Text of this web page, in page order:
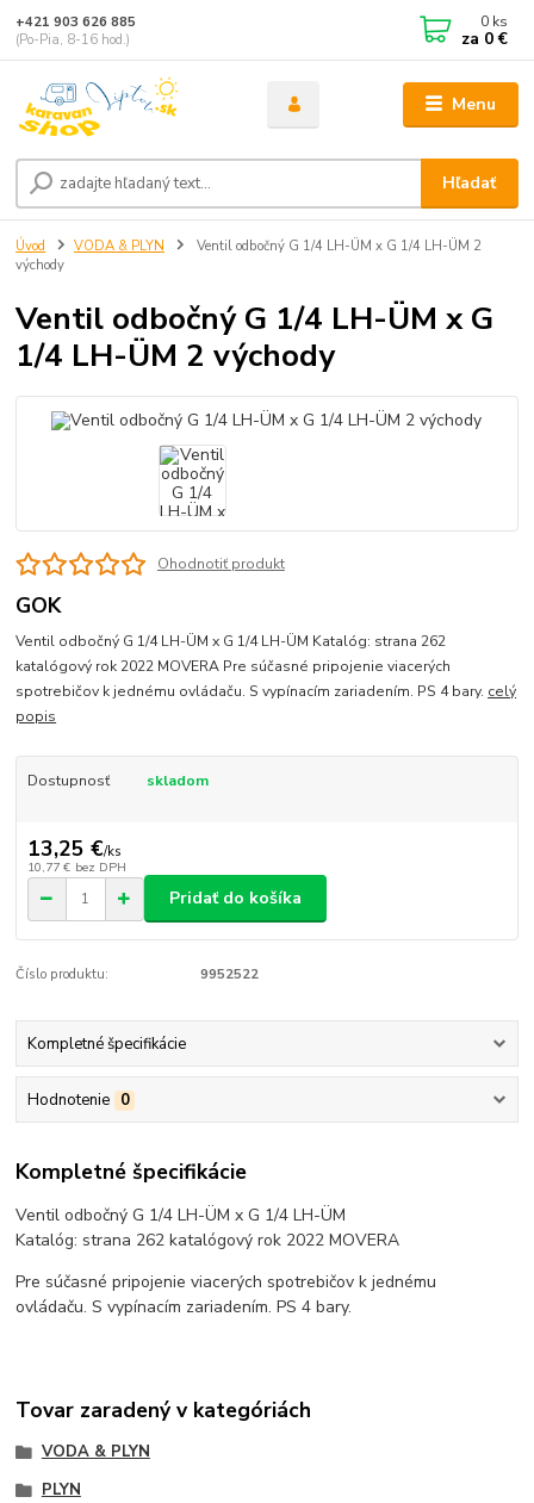
Menu
Hľadať
+421 903 626 885
(Po-Pia, 8-16 hod.)
0 ks
za 0 €
Úvod VODA & PLYN
Ventil odbočný G 1/4 LH-ÜM x G 1/4 LH-ÜM 2
východy
Ventil odbočný G 1/4 LH-ÜM x G
1/4 LH-ÜM 2 východy
Ohodnotiť produkt
GOK
Ventil odbočný G 1/4 LH-ÜM x G 1/4 LH-ÜM Katalóg: strana 262
katalógový rok 2022 MOVERA Pre súčasné pripojenie viacerých
spotrebičov k jednému ovládaču. S vypínacím zariadením. PS 4 bary. celý
popis
Dostupnosť skladom
13,25 €/ks
10,77 € bez DPH
Pridať do košíka
Číslo produktu: 9952522
Kompletné špecifikácie
Hodnotenie 0
Kompletné špecifikácie
Ventil odbočný G 1/4 LH-ÜM x G 1/4 LH-ÜM
Katalóg: strana 262 katalógový rok 2022 MOVERA
Pre súčasné pripojenie viacerých spotrebičov k jednému
ovládaču. S vypínacím zariadením. PS 4 bary.
Tovar zaradený v kategóriách
VODA & PLYN
PLYN